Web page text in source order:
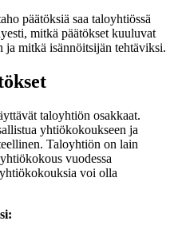
päätöksiä saa taloyhtiössä
mitkä päätökset kuuluvat
mitkä isännöitsijän tehtäviksi.
taloyhtiön osakkaat.
yhtiökokoukseen ja
Taloyhtiön on lain
vuodessa
voi olla